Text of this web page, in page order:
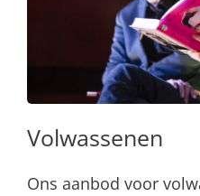
Volwassenen
Ons aanbod voor